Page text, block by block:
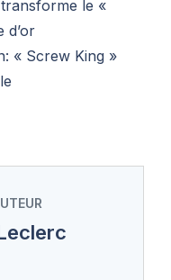
le «
d’or
« Screw King »